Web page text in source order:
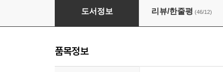
보수를 팝니다
도서정보 리뷰/한줄평 (46/12)
품목정보